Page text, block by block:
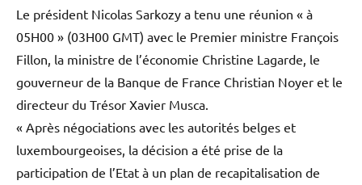
Le président Nicolas Sarkozy a tenu une réunion « à
05H00 » (03H00 GMT) avec le Premier ministre François
Fillon, la ministre de l’économie Christine Lagarde, le
gouverneur de la Banque de France Christian Noyer et le
directeur du Trésor Xavier Musca.
« Après négociations avec les autorités belges et
luxembourgeoises, la décision a été prise de la
participation de l’Etat à un plan de recapitalisation de